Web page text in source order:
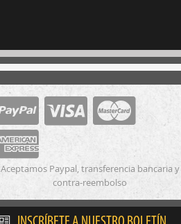
Aceptamos Paypal, transferencia bancaria y
contra-reembolso